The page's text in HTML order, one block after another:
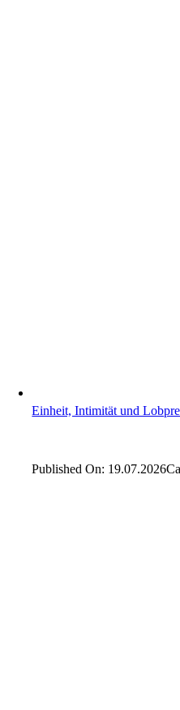
Einheit, Intimität und
Published On: 19.07.2026